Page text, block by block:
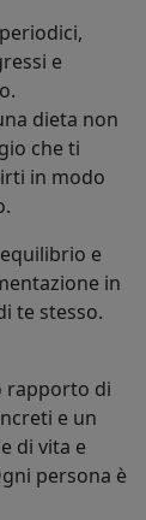
e
dieta non
che ti
in modo
e
in
te stesso.
rapporto di
e un
di vita e
persona è